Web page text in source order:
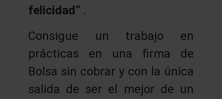
felicidad” .
Consigue un trabajo en
prácticas en una firma de
Bolsa sin cobrar y con la única
salida de ser el mejor de un